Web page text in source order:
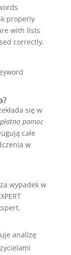
properly
with lists
correctly.
się w
pomoc
całe
w
wypadek w
analizę